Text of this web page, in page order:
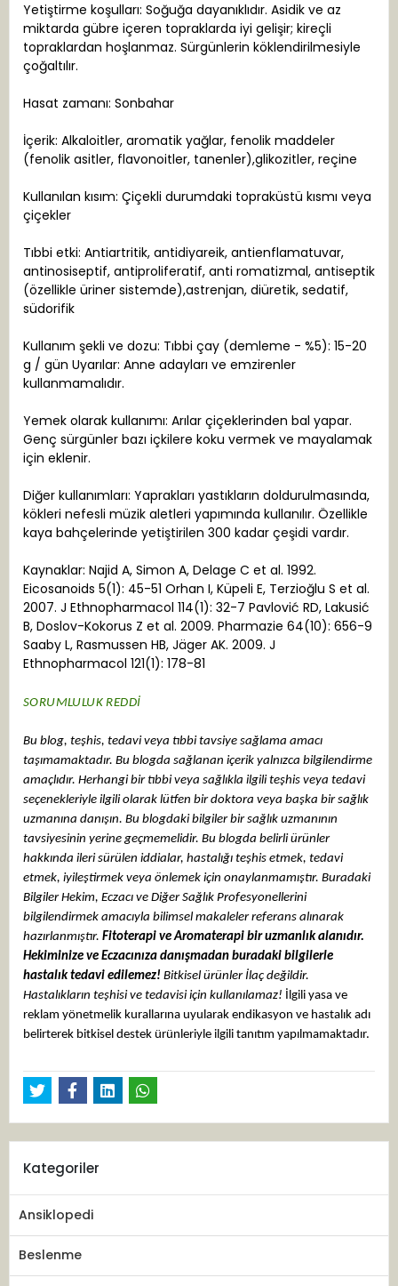
Yetiştirme koşulları: Soğuğa dayanıklıdır. Asidik ve az
miktarda gübre içeren topraklarda iyi gelişir; kireçli
topraklardan hoşlanmaz. Sürgünlerin köklendirilmesiyle
çoğaltılır.
Hasat zamanı: Sonbahar
İçerik: Alkaloitler, aromatik yağlar, fenolik maddeler
(fenolik asitler, flavonoitler, tanenler),glikozitler, reçine
Kullanılan kısım: Çiçekli durumdaki topraküstü kısmı veya
çiçekler
Tıbbi etki: Antiartritik, antidiyareik, antienflamatuvar,
antinosiseptif, antiproliferatif, anti romatizmal, antiseptik
(özellikle üriner sistemde),astrenjan, diüretik, sedatif,
südorifik
Kullanım şekli ve dozu: Tıbbi çay (demleme - %5): 15-20
g / gün Uyarılar: Anne adayları ve emzirenler
kullanmamalıdır.
Yemek olarak kullanımı: Arılar çiçeklerinden bal yapar.
Genç sürgünler bazı içkilere koku vermek ve mayalamak
için eklenir.
Diğer kullanımları: Yaprakları yastıkların doldurulmasında,
kökleri nefesli müzik aletleri yapımında kullanılır. Özellikle
kaya bahçelerinde yetiştirilen 300 kadar çeşidi vardır.
Kaynaklar: Najid A, Simon A, Delage C et al. 1992.
Eicosanoids 5(1): 45-51 Orhan I, Küpeli E, Terzioğlu S et al.
2007. J Ethnopharmacol 114(1): 32-7 Pavlović RD, Lakusić
B, Doslov-Kokorus Z et al. 2009. Pharmazie 64(10): 656-9
Saaby L, Rasmussen HB, Jäger AK. 2009. J
Ethnopharmacol 121(1): 178-81
SORUMLULUK REDDİ
Bu blog, teşhis, tedavi veya tıbbi tavsiye sağlama amacı
taşımamaktadır. Bu blogda sağlanan içerik yalnızca bilgilendirme
amaçlıdır. Herhangi bir tıbbi veya sağlıkla ilgili teşhis veya tedavi
seçenekleriyle ilgili olarak lütfen bir doktora veya başka bir sağlık
uzmanına danışın. Bu blogdaki bilgiler bir sağlık uzmanının
tavsiyesinin yerine geçmemelidir. Bu blogda belirli ürünler
hakkında ileri sürülen iddialar, hastalığı teşhis etmek, tedavi
etmek, iyileştirmek veya önlemek için onaylanmamıştır. Buradaki
Bilgiler Hekim, Eczacı ve Diğer Sağlık Profesyonellerini
bilgilendirmek amacıyla bilimsel makaleler referans alınarak
hazırlanmıştır. Fitoterapi ve Aromaterapi bir uzmanlık alanıdır.
Hekiminize ve Eczacınıza danışmadan buradaki bilgilerle
hastalık tedavi edilemez! Bitkisel ürünler İlaç değildir.
Hastalıkların teşhisi ve tedavisi için kullanılamaz! İlgili yasa ve
reklam yönetmelik kurallarına uyularak endikasyon ve hastalık adı
belirterek bitkisel destek ürünleriyle ilgili tanıtım yapılmamaktadır.
Kategoriler
Ansiklopedi
Beslenme